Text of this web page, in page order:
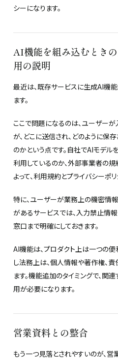
シーになります。
AI機能を組み込むとき
用の説明
最近は、既存サービスに生成AI機
ます。
ここで問題になるのは、ユーザー
が、どこに送信され、どのように保
のかという点です。自社でAIモデル
利用しているのか、外部事業者の
よって、利用規約とプライバシーポ
特に、ユーザーが業務上の機密情
があるサービスでは、入力禁止情
窓口まで明確にしておきます。
AI機能は、プロダクト上は一つの便
し法務上は、個人情報や著作権、
ます。機能追加のタイミングで、関
用が必要になります。
営業資料との整合
もう一つ見落とされやすいのが、